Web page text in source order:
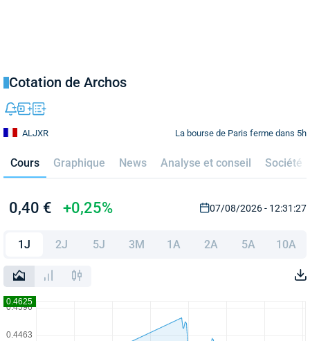
Cotation de Archos
La bourse de Paris ferme dans 5h
ALJXR
Cours Graphique News Analyse et conseil Société
0,40 € +0,25% 07/08/2026 - 12:31:27
1J 2J 5J 3M 1A 2A 5A 10A